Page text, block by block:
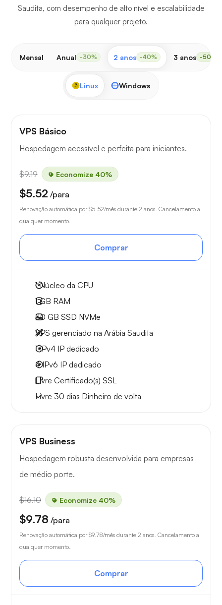
Saudita, com desempenho de alto nível e escalabilidade
para qualquer projeto.
Mensal Anual -30% 2 anos -40% 3 anos -50%
Linux Windows
VPS Básico
Hospedagem acessível e perfeita para iniciantes.
$9.19 Economize 40%
$5.52 /para
Renovação automática por $5.52/mês durante 2 anos. Cancelamento a
qualquer momento.
Comprar
1Núcleo da CPU
1 GB RAM
30 GB SSD NVMe
VPS gerenciado na Arábia Saudita
1 IPv4 IP dedicado
4 IPv6 IP dedicado
Livre Certificado(s) SSL
Livre 30 dias Dinheiro de volta
VPS Business
Hospedagem robusta desenvolvida para empresas
de médio porte.
$16.10 Economize 40%
$9.78 /para
Renovação automática por $9.78/mês durante 2 anos. Cancelamento a
qualquer momento.
Comprar